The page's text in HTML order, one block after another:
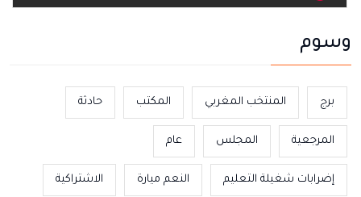
وسوم
برج المنتخب المغربي المكتب حادثة
المرجعية المجلس عام
إضرابات شغيلة التعليم النعم ميارة الاشتراكية